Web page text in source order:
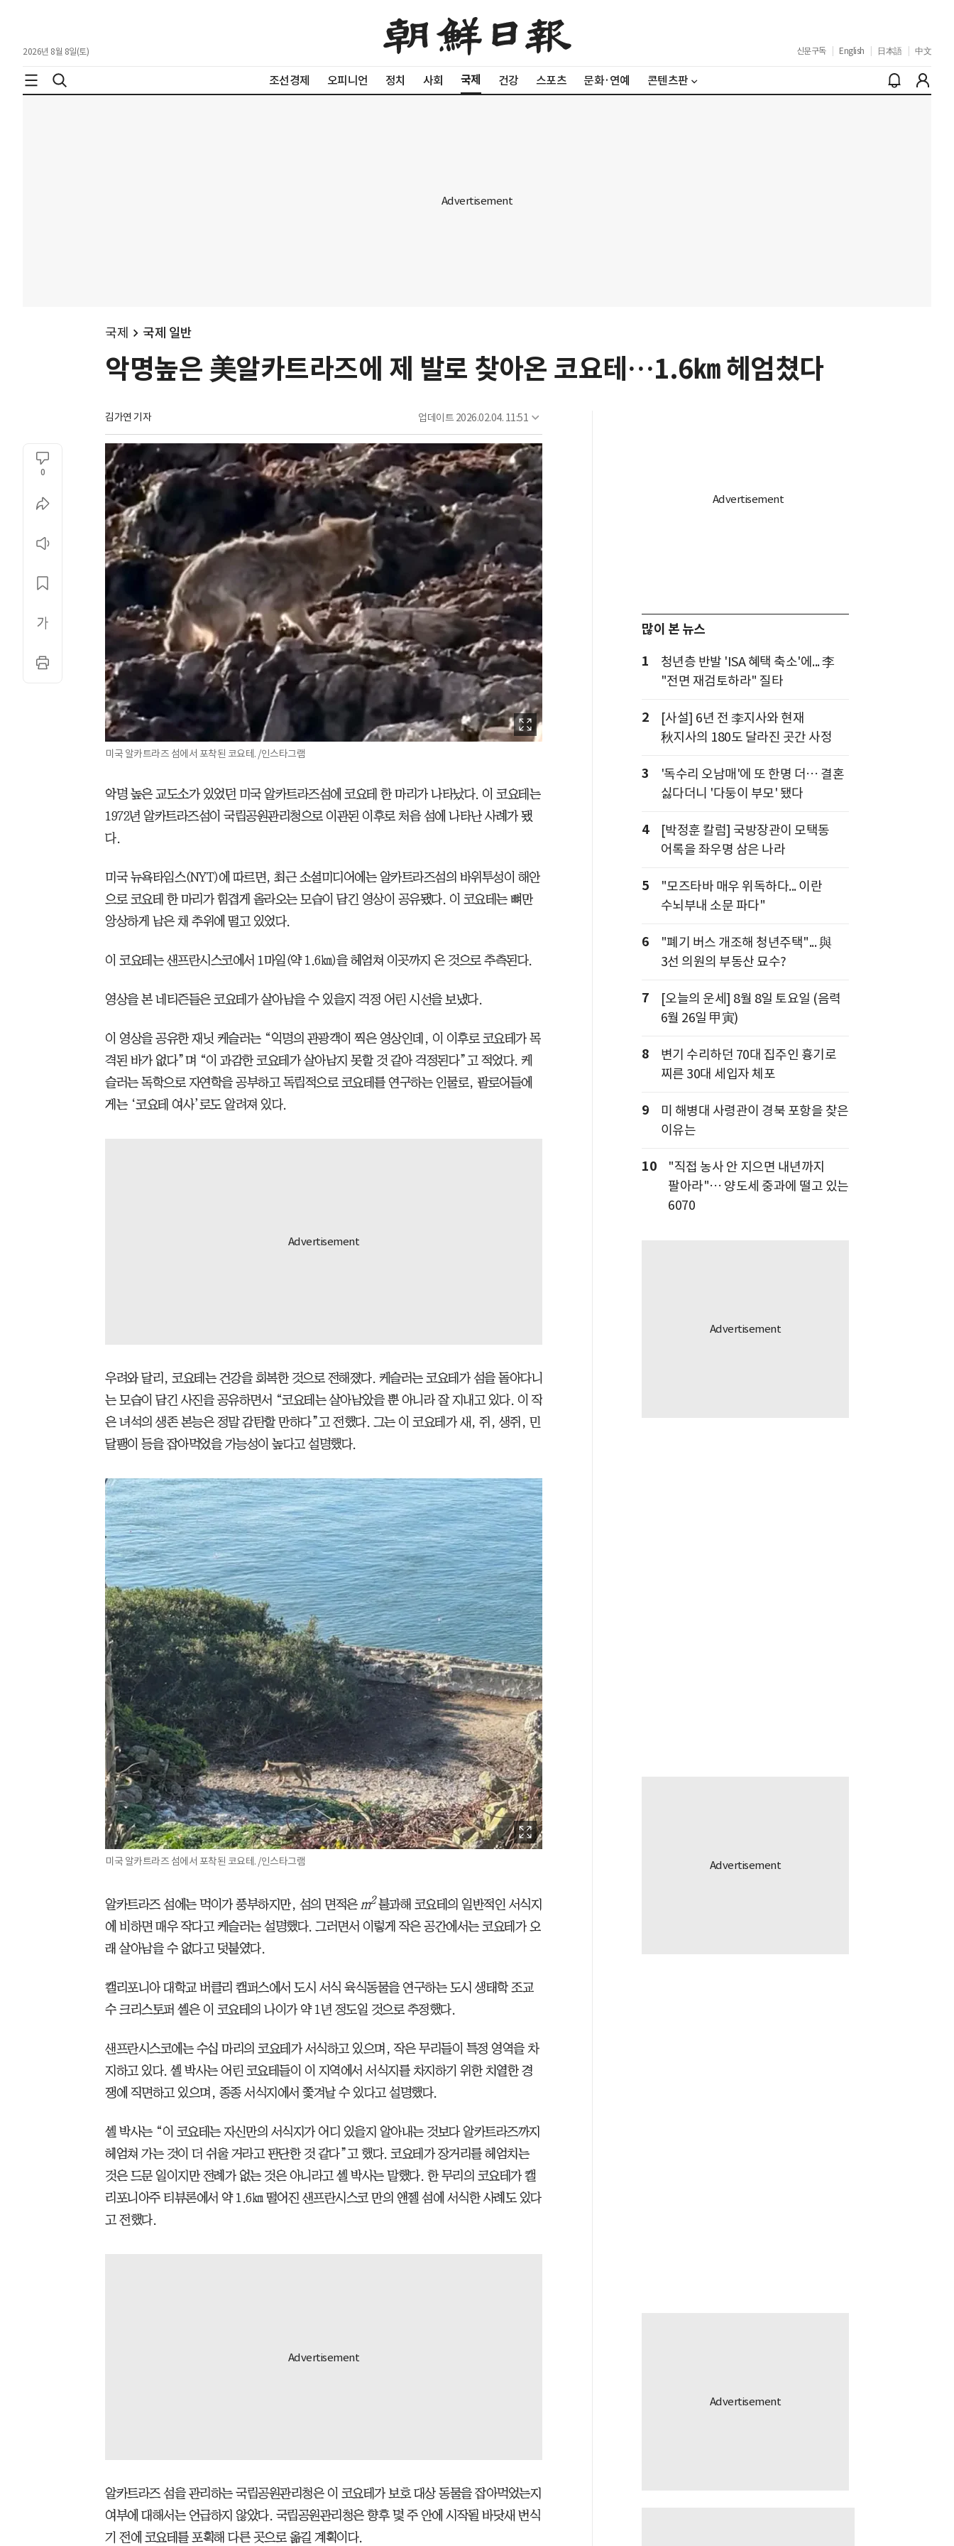
2026년 8월 8일(토) 신문구독 English 日本語 中文
조선경제 오피니언 정치 사회 국제 건강 스포츠 문화·연예 콘텐츠판
국제 국제 일반
악명높은 美알카트라즈에 제 발로 찾아온 코요테…1.6㎞ 헤엄쳤다
김가연 기자 업데이트 2026.02.04. 11:51
0
미국 알카트라즈 섬에서 포착된 코요테. /인스타그램
악명 높은 교도소가 있었던 미국 알카트라즈섬에 코요테 한 마리가 나타났다. 이 코요테는
1972년 알카트라즈섬이 국립공원관리청으로 이관된 이후로 처음 섬에 나타난 사례가 됐
다.
미국 뉴욕타임스(NYT)에 따르면, 최근 소셜미디어에는 알카트라즈섬의 바위투성이 해안
으로 코요테 한 마리가 힘겹게 올라오는 모습이 담긴 영상이 공유됐다. 이 코요테는 뼈만
앙상하게 남은 채 추위에 떨고 있었다.
이 코요테는 샌프란시스코에서 1마일(약 1.6㎞)을 헤엄쳐 이곳까지 온 것으로 추측된다.
영상을 본 네티즌들은 코요테가 살아남을 수 있을지 걱정 어린 시선을 보냈다.
이 영상을 공유한 재닛 케슬러는 “익명의 관광객이 찍은 영상인데, 이 이후로 코요테가 목
격된 바가 없다”며 “이 과감한 코요테가 살아남지 못할 것 같아 걱정된다”고 적었다. 케
슬러는 독학으로 자연학을 공부하고 독립적으로 코요테를 연구하는 인물로, 팔로어들에
게는 ‘코요테 여사’로도 알려져 있다.
우려와 달리, 코요테는 건강을 회복한 것으로 전해졌다. 케슬러는 코요테가 섬을 돌아다니
는 모습이 담긴 사진을 공유하면서 “코요테는 살아남았을 뿐 아니라 잘 지내고 있다. 이 작
은 녀석의 생존 본능은 정말 감탄할 만하다”고 전했다. 그는 이 코요테가 새, 쥐, 생쥐, 민
달팽이 등을 잡아먹었을 가능성이 높다고 설명했다.
미국 알카트라즈 섬에서 포착된 코요테. /인스타그램
알카트라즈 섬에는 먹이가 풍부하지만, 섬의 면적은 m2불과해 코요테의 일반적인 서식지
에 비하면 매우 작다고 케슬러는 설명했다. 그러면서 이렇게 작은 공간에서는 코요테가 오
래 살아남을 수 없다고 덧붙였다.
캘리포니아 대학교 버클리 캠퍼스에서 도시 서식 육식동물을 연구하는 도시 생태학 조교
수 크리스토퍼 셸은 이 코요테의 나이가 약 1년 정도일 것으로 추정했다.
샌프란시스코에는 수십 마리의 코요테가 서식하고 있으며, 작은 무리들이 특정 영역을 차
지하고 있다. 셸 박사는 어린 코요테들이 이 지역에서 서식지를 차지하기 위한 치열한 경
쟁에 직면하고 있으며, 종종 서식지에서 쫓겨날 수 있다고 설명했다.
셸 박사는 “이 코요테는 자신만의 서식지가 어디 있을지 알아내는 것보다 알카트라즈까지
헤엄쳐 가는 것이 더 쉬울 거라고 판단한 것 같다”고 했다. 코요테가 장거리를 헤엄치는
것은 드문 일이지만 전례가 없는 것은 아니라고 셸 박사는 말했다. 한 무리의 코요테가 캘
리포니아주 티뷰론에서 약 1.6㎞ 떨어진 샌프란시스코 만의 앤젤 섬에 서식한 사례도 있다
고 전했다.
알카트라즈 섬을 관리하는 국립공원관리청은 이 코요테가 보호 대상 동물을 잡아먹었는지
여부에 대해서는 언급하지 않았다. 국립공원관리청은 향후 몇 주 안에 시작될 바닷새 번식
기 전에 코요테를 포획해 다른 곳으로 옮길 계획이다.
많이 본 뉴스
1
청년층 반발 'ISA 혜택 축소'에... 李
"전면 재검토하라" 질타
2
[사설] 6년 전 李지사와 현재
秋지사의 180도 달라진 곳간 사정
3
'독수리 오남매'에 또 한명 더… 결혼
싫다더니 '다둥이 부모' 됐다
4
[박정훈 칼럼] 국방장관이 모택동
어록을 좌우명 삼은 나라
5
"모즈타바 매우 위독하다... 이란
수뇌부내 소문 파다"
6
"폐기 버스 개조해 청년주택"... 與
3선 의원의 부동산 묘수?
7
[오늘의 운세] 8월 8일 토요일 (음력
6월 26일 甲寅)
8
변기 수리하던 70대 집주인 흉기로
찌른 30대 세입자 체포
9
미 해병대 사령관이 경북 포항을 찾은
이유는
10
"직접 농사 안 지으면 내년까지
팔아라"… 양도세 중과에 떨고 있는
6070